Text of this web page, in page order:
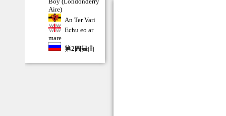
Aire)
An Ter Vari
Echu eo ar
mare
第2圆舞曲